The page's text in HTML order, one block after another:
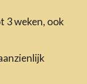
3 weken, ook